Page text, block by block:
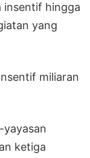
insentif hingga
yang
miliaran
yayasan
ketiga